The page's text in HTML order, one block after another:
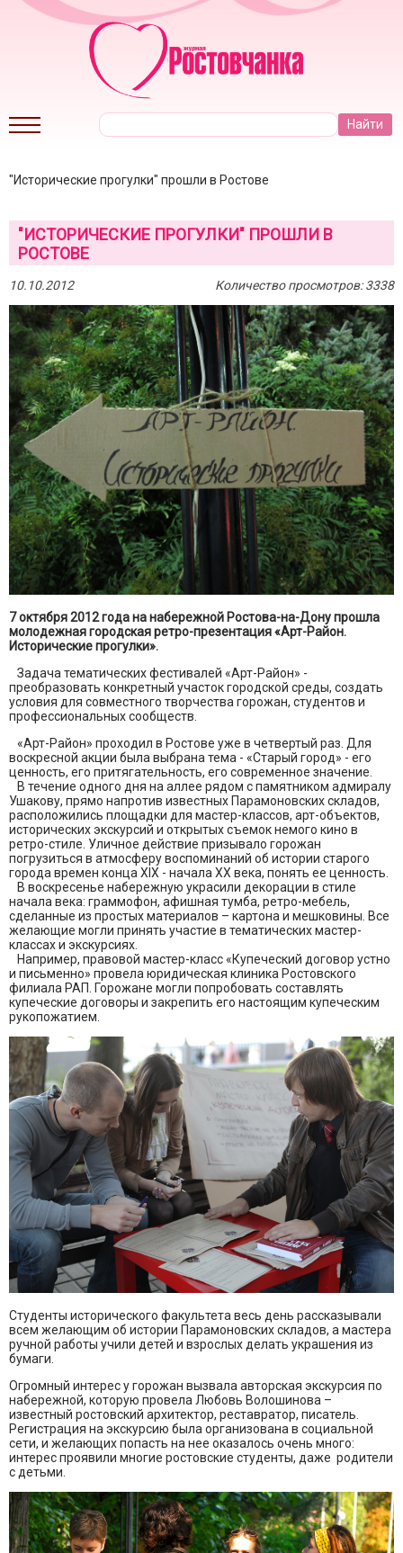
"Исторические прогулки" прошли в Ростове
"ИСТОРИЧЕСКИЕ ПРОГУЛКИ" ПРОШЛИ В
РОСТОВЕ
10.10.2012 Количество просмотров: 3338
7 октября 2012 года на набережной Ростова-на-Дону прошла
молодежная городская ретро-презентация «Арт-Район.
Исторические прогулки».
Задача тематических фестивалей «Арт-Район» -
преобразовать конкретный участок городской среды, создать
условия для совместного творчества горожан, студентов и
профессиональных сообществ.
«Арт-Район» проходил в Ростове уже в четвертый раз. Для
воскресной акции была выбрана тема - «Старый город» - его
ценность, его притягательность, его современное значение.
В течение одного дня на аллее рядом с памятником адмиралу
Ушакову, прямо напротив известных Парамоновских складов,
расположились площадки для мастер-классов, арт-объектов,
исторических экскурсий и открытых съемок немого кино в
ретро-стиле. Уличное действие призывало горожан
погрузиться в атмосферу воспоминаний об истории старого
города времен конца XIX - начала XX века, понять ее ценность.
В воскресенье набережную украсили декорации в стиле
начала века: граммофон, афишная тумба, ретро-мебель,
сделанные из простых материалов – картона и мешковины. Все
желающие могли принять участие в тематических мастер-
классах и экскурсиях.
Например, правовой мастер-класс «Купеческий договор устно
и письменно» провела юридическая клиника Ростовского
филиала РАП. Горожане могли попробовать составлять
купеческие договоры и закрепить его настоящим купеческим
рукопожатием.
Студенты исторического факультета весь день рассказывали
всем желающим об истории Парамоновских складов, а мастера
ручной работы учили детей и взрослых делать украшения из
бумаги.
Огромный интерес у горожан вызвала авторская экскурсия по
набережной, которую провела Любовь Волошинова –
известный ростовский архитектор, реставратор, писатель.
Регистрация на экскурсию была организована в социальной
сети, и желающих попасть на нее оказалось очень много:
интерес проявили многие ростовские студенты, даже родители
с детьми.